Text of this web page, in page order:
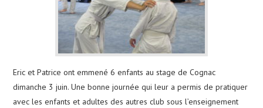
Eric et Patrice ont emmené 6 enfants au stage de Cognac
dimanche 3 juin. Une bonne journée qui leur a permis de pratiquer
avec les enfants et adultes des autres club sous l’enseignement